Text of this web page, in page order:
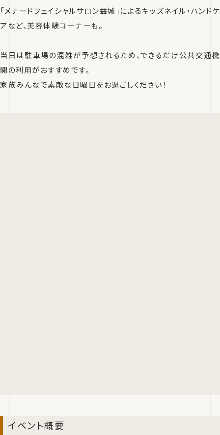
「メナードフェイシャルサロン益城」によるキッズネイル・ハンドケ
アなど、美容体験コーナーも。
当日は駐車場の混雑が予想されるため、できるだけ公共交通機
関の利用がおすすめです。
家族みんなで素敵な日曜日をお過ごしください！
イベント概要